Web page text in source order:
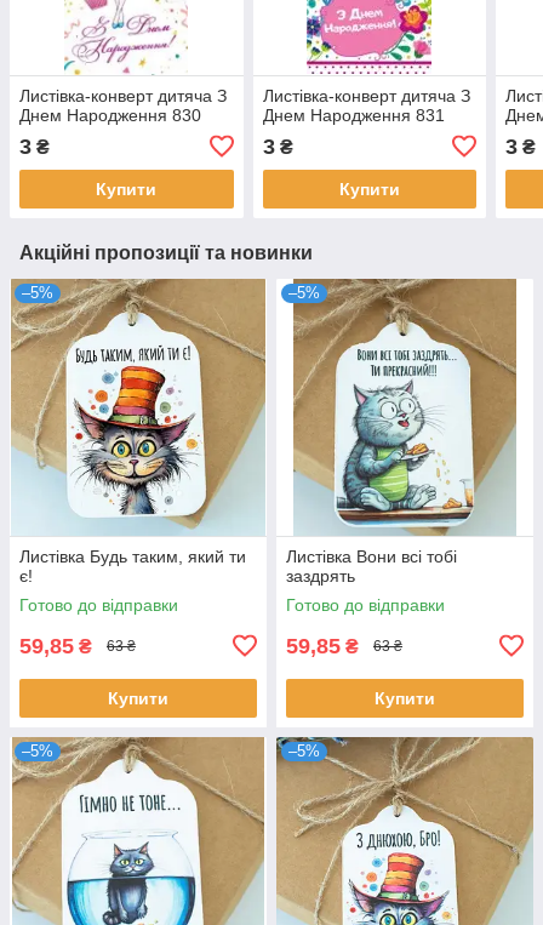
Листівка-конверт дитяча З
Днем Народження 830
3 ₴
Купити
Листівка-конверт дитяча З
Днем Народження 831
3₴
Купити
3 ₴
Акційні пропозиції та новинки
–5%
Листівка Будь таким, який ти
є!
Готово до відправки
59,85 ₴ 63 ₴
Купити
–5%
Листівка Вони всі тобі
заздрять
Готово до відправки
59,85 ₴ 63 ₴
Купити
–5% –5%